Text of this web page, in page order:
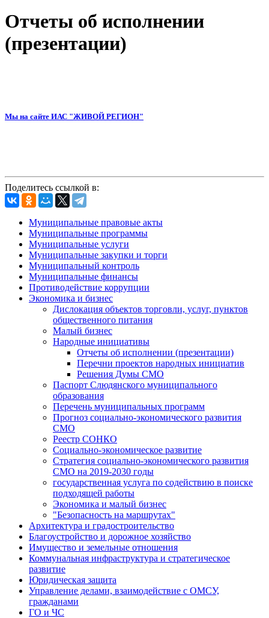
Отчеты об исполнении
(презентации)
Мы на сайте ИАС "ЖИВОЙ РЕГИОН"
Поделитесь ссылкой в:
Муниципальные правовые акты
Муниципальные программы
Муниципальные услуги
Муниципальные закупки и торги
Муниципальный контроль
Муниципальные финансы
Противодействие коррупции
Экономика и бизнес
Дислокация объектов торговли, услуг, пунктов
общественного питания
Малый бизнес
Народные инициативы
Отчеты об исполнении (презентации)
Перечни проектов народных инициатив
Решения Думы СМО
Паспорт Слюдянского муниципального
образования
Перечень муниципальных программ
Прогноз социально-экономического развития
СМО
Реестр СОНКО
Социально-экономическое развитие
Стратегия социально-экономического развития
СМО на 2019-2030 годы
государственная услуга по содействию в поиске
подходящей работы
Экономика и малый бизнес
"Безопасность на маршрутах"
Архитектура и градостроительство
Благоустройство и дорожное хозяйство
Имущество и земельные отношения
Коммунальная инфраструктура и стратегическое
развитие
Юридическая защита
Управление делами, взаимодействие с ОМСУ,
гражданами
ГО и ЧС